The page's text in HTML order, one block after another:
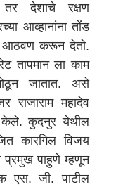
तर देशाचे रक्षण
आव्हानांना तोंड
आठवण करून देतो.
तापमान ला काम
जातात. असे
राजाराम महादेव
केले. कुदनुर येथील
कारगिल विजय
प्रमुख पाहुणे म्हणून
एस. जी. पाटील